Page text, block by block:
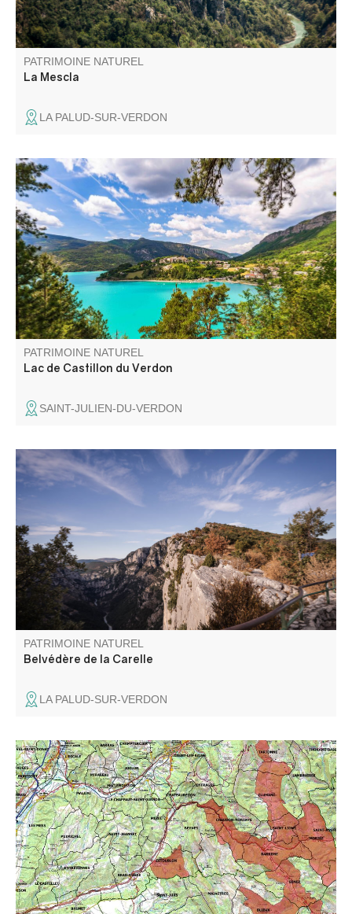
PATRIMOINE NATUREL
La Mescla
LA PALUD-SUR-VERDON
Irrésistible en raison de ses eaux turquoises, le lac de
Castillon est l’endroit idéal pour passer de belles journées
estivales. Baignade, voile, navigation, ski nautique s’y
pratiquent au pied des montagnes du Verdon.
PATRIMOINE NATUREL
Lac de Castillon du Verdon
SAINT-JULIEN-DU-VERDON
Le belvédère de la Carelle tient son nom des poulies
utilisées début XXème par les « Verdoniens » qui
descendaient à flanc de falaise pour récolter, entre autre,
le genévrier. C'est le troisième belvédère de la route des
Crête et c'est un incontournable.
PATRIMOINE NATUREL
Belvédère de la Carelle
LA PALUD-SUR-VERDON
Le site de l’Asse comporte une caractéristique principale :
la partie amont comprend les terres agricoles alors que le
périmètre en aval de la clue de Chabrières ne concentre
que le lit de la rivière ainsi que sa ripisylve.